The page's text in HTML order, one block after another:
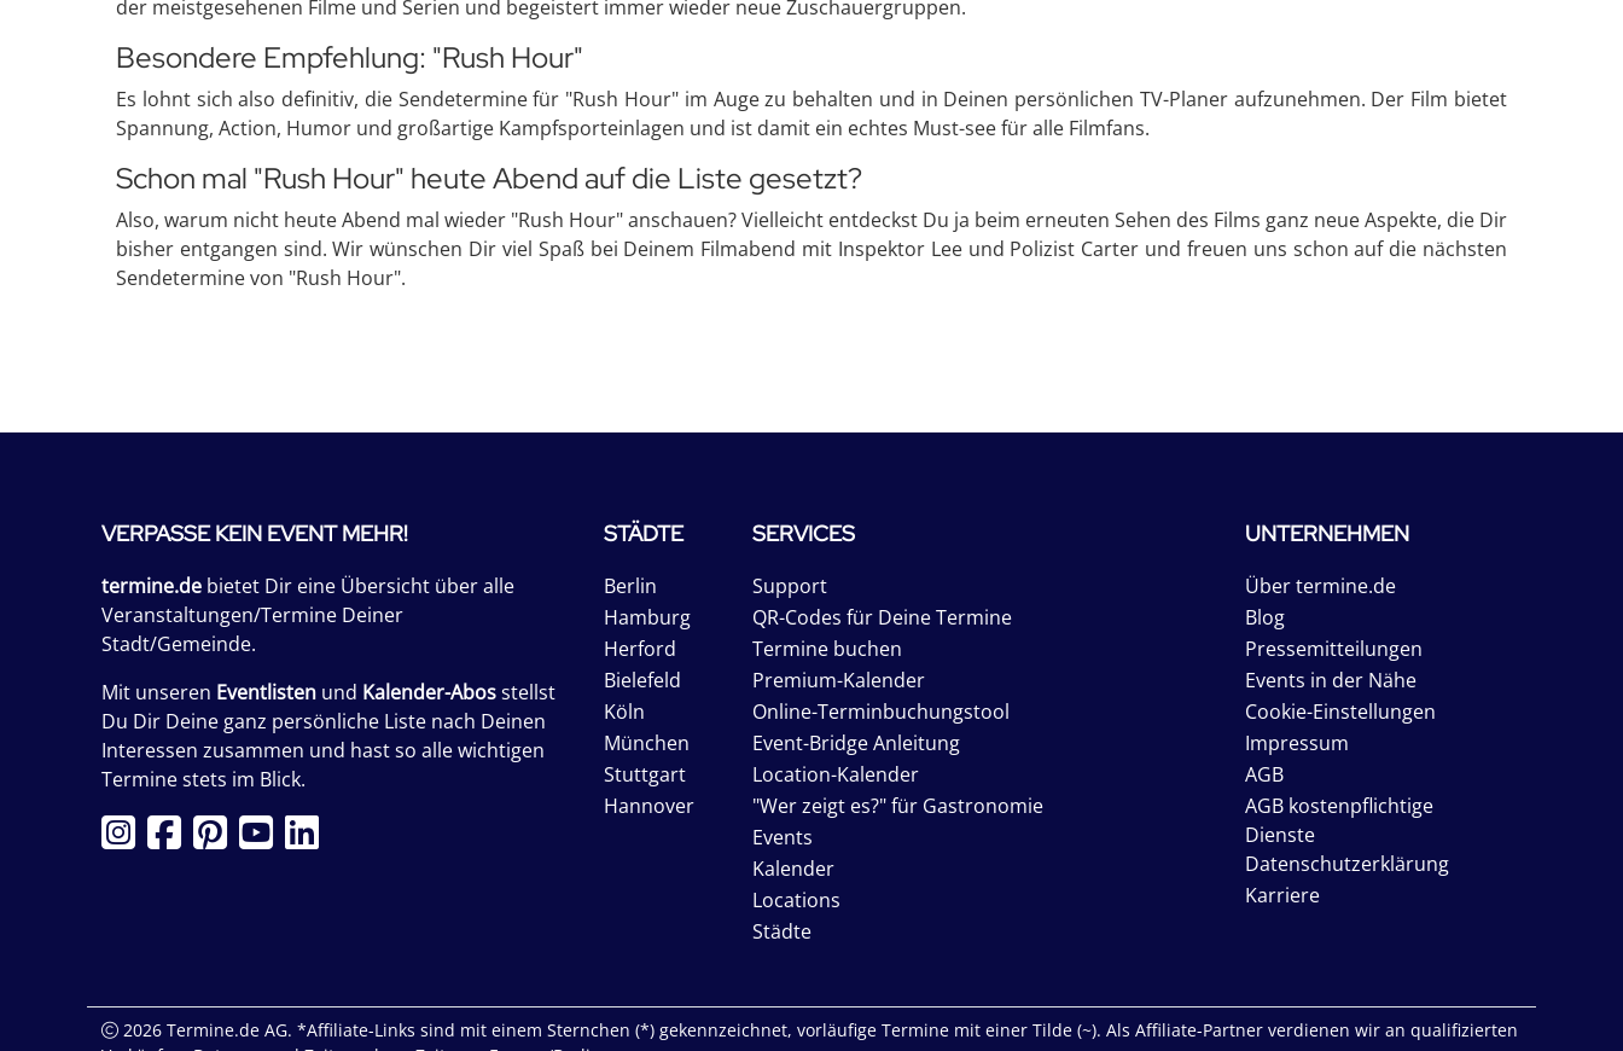
der meistgesehenen Filme und Serien und begeistert immer wieder neue Zuschauergruppen.
Besondere Empfehlung: "Rush Hour"
Es lohnt sich also definitiv, die Sendetermine für "Rush Hour" im Auge zu behalten und in Deinen persönlichen TV-Planer aufzunehmen. Der Film bietet
Spannung, Action, Humor und großartige Kampfsporteinlagen und ist damit ein echtes Must-see für alle Filmfans.
Schon mal "Rush Hour" heute Abend auf die Liste gesetzt?
Also, warum nicht heute Abend mal wieder "Rush Hour" anschauen? Vielleicht entdeckst Du ja beim erneuten Sehen des Films ganz neue Aspekte, die Dir
bisher entgangen sind. Wir wünschen Dir viel Spaß bei Deinem Filmabend mit Inspektor Lee und Polizist Carter und freuen uns schon auf die nächsten
Sendetermine von "Rush Hour".
VERPASSE KEIN EVENT MEHR!
termine.de bietet Dir eine Übersicht über alle
Veranstaltungen/Termine Deiner
Stadt/Gemeinde.
Mit unseren Eventlisten und Kalender-Abosstellst
Du Dir Deine ganz persönliche Liste nach Deinen
Interessen zusammen und hast so alle wichtigen
Termine stets im Blick.
STÄDTE
Berlin
Hamburg
Herford
Bielefeld
Köln
München
Stuttgart
Hannover
SERVICES
Support
QR-Codes für Deine Termine
Termine buchen
Premium-Kalender
Online-Terminbuchungstool
Event-Bridge Anleitung
Location-Kalender
"Wer zeigt es?" für Gastronomie
Events
Kalender
Locations
Städte
UNTERNEHMEN
Über termine.de
Blog
Pressemitteilungen
Events in der Nähe
Cookie-Einstellungen
Impressum
AGB
AGB kostenpflichtige
Dienste
Datenschutzerklärung
Karriere
2026 Termine.de AG. *Affiliate-Links sind mit einem Sternchen (*) gekennzeichnet, vorläufige Termine mit einer Tilde (~). Als Affiliate-Partner verdienen wir an qualifizierten